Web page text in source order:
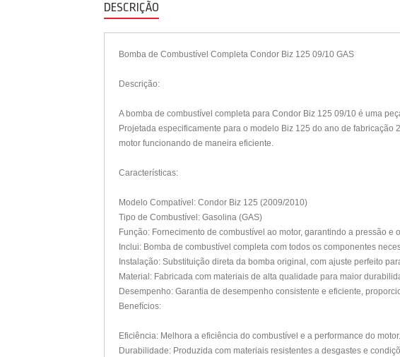
DESCRIÇÃO
Bomba de Combustível Completa Condor Biz 125 09/10 GAS
Descrição:
A bomba de combustível completa para Condor Biz 125 09/10 é uma
Projetada especificamente para o modelo Biz 125 do ano de
motor funcionando de maneira eficiente.
Características:
Modelo Compatível: Condor Biz 125 (2009/2010)
Tipo de Combustível: Gasolina (GAS)
Função: Fornecimento de combustível ao motor, garantindo a pressão
Inclui: Bomba de combustível completa com todos os componentes
Instalação: Substituição direta da bomba original, com ajuste perfeito
Material: Fabricada com materiais de alta qualidade para maior
Desempenho: Garantia de desempenho consistente e eficiente,
Benefícios:
Eficiência: Melhora a eficiência do combustível e a performance do motor.
Durabilidade: Produzida com materiais resistentes a desgastes e